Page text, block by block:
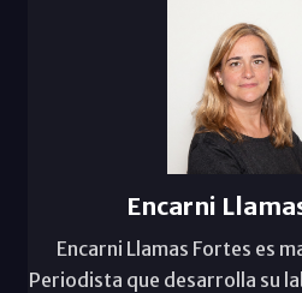
Encarni
Encarni Llamas Fortes es
Periodista que desarrolla su